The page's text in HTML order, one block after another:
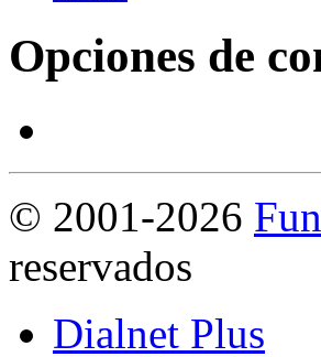
Opciones de
© 2001-2026
reservados
Dialnet Plus